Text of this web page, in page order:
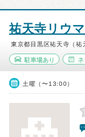
祐天寺リウ
東京都目黒区祐天寺（祐
駐車場あり ネ
土曜（〜13:00）